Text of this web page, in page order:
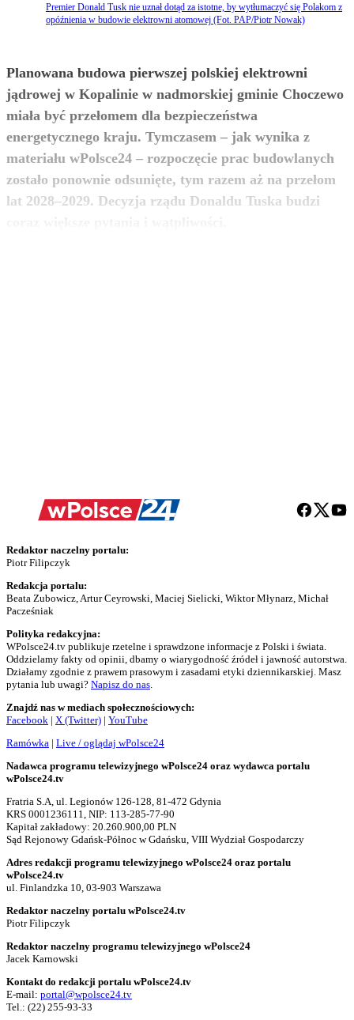
Premier Donald Tusk nie uznał dotąd za istotne, by wytłumaczyć się Polakom z
opóźnienia w budowie elektrowni atomowej (Fot. PAP/Piotr Nowak)
Planowana budowa pierwszej polskiej elektrowni
jądrowej w Kopalinie w nadmorskiej gminie Choczewo
miała być przełomem dla bezpieczeństwa
energetycznego kraju. Tymczasem – jak wynika z
materiału wPolsce24 – rozpoczęcie prac budowlanych
zostało ponownie odsunięte, tym razem aż na przełom
lat 2028–2029. Decyzja rządu Donaldu Tuska budzi
zobacz więcej
Redaktor naczelny portalu:
Piotr Filipczyk
Redakcja portalu:
Beata Zubowicz, Artur Ceyrowski, Maciej Sielicki, Wiktor Młynarz, Michał
Pacześniak
Polityka redakcyjna:
WPolsce24.tv publikuje rzetelne i sprawdzone informacje z Polski i świata.
Oddzielamy fakty od opinii, dbamy o wiarygodność źródeł i jawność autorstwa.
Działamy zgodnie z prawem prasowym i zasadami etyki dziennikarskiej. Masz
pytania lub uwagi? Napisz do nas.
Znajdź nas w mediach społecznościowych:
Facebook | X (Twitter) | YouTube
Ramówka | Live / oglądaj wPolsce24
Nadawca programu telewizyjnego wPolsce24 oraz wydawca portalu
wPolsce24.tv
Fratria S.A, ul. Legionów 126-128, 81-472 Gdynia
KRS 0001236111, NIP: 113-285-77-90
Kapitał zakładowy: 20.260.900,00 PLN
Sąd Rejonowy Gdańsk-Północ w Gdańsku, VIII Wydział Gospodarczy
Adres redakcji programu telewizyjnego wPolsce24 oraz portalu
wPolsce24.tv
ul. Finlandzka 10, 03-903 Warszawa
Redaktor naczelny portalu wPolsce24.tv
Piotr Filipczyk
Redaktor naczelny programu telewizyjnego wPolsce24
Jacek Karnowski
Kontakt do redakcji portalu wPolsce24.tv
E-mail: portal@wpolsce24.tv
Tel.: (22) 255-93-33